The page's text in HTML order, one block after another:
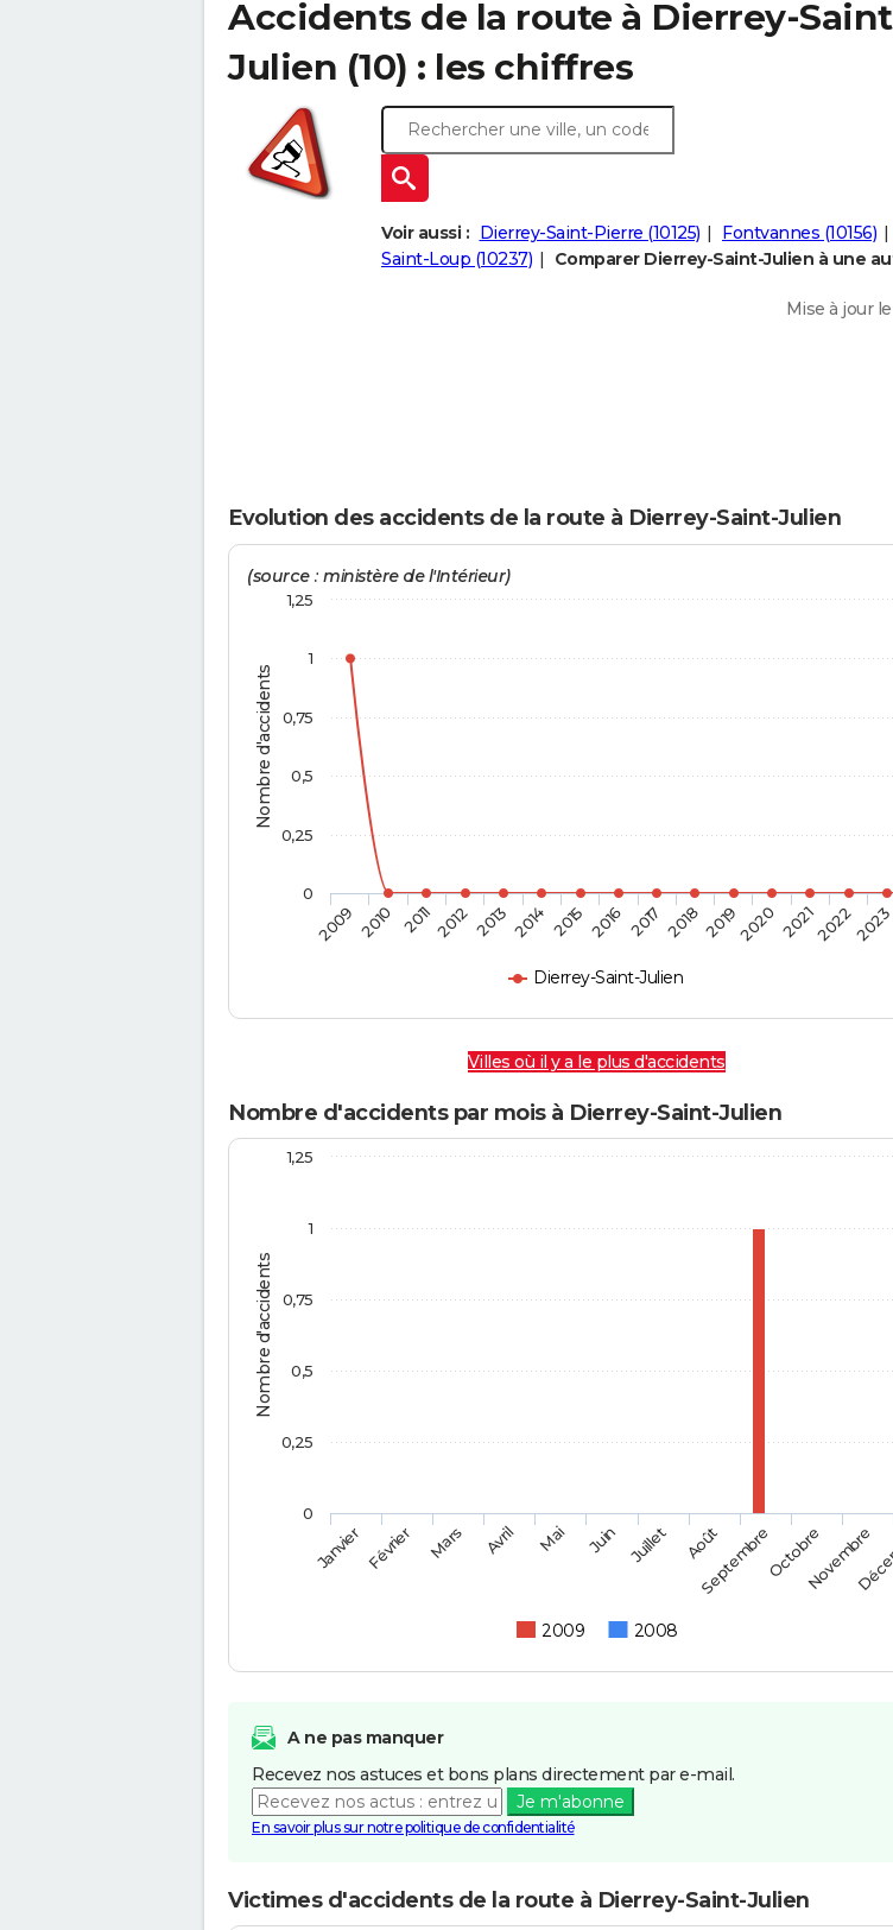
Accidents de la route à Dierrey-
Julien (10) : les chiffres
Voir aussi : Dierrey-Saint-Pierre (10125) Fontvannes (10156)
Saint-Loup (10237)
Comparer Dierrey-Saint-Julien à une
Mise à jour
Evolution des accidents de la route à Dierrey-Saint-Julien
Nombre d'accidents
(source : ministère de l'Intérieur)
Dierrey-Saint-Julien
2009 2010 20112012 2013 2014 2015 2016 2017 201820192020 202120222023
0
0,25
0,5
0,75
1
1,25
Villes où il y a le plus d'accidents
Nombre d'accidents par mois à Dierrey-Saint-Julien
Nombre d'accidents
2009 2008
JanvierFévrier Mars Avril Mai Juin Juillet Août
SeptembreOctobreNovembre
0
1
0,25
0,5
0,75
1,25
A ne pas manquer
Recevez nos astuces et bons plans directement par e-mail.
Je m'abonne
En savoir plus sur notre politique de confidentialité
Victimes d'accidents de la route à Dierrey-Saint-Julien